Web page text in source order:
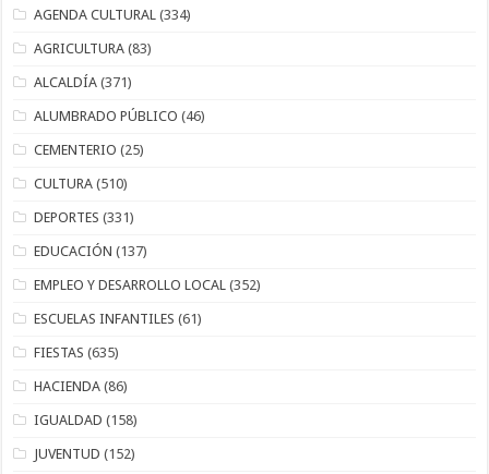
AGENDA CULTURAL (334)
AGRICULTURA (83)
ALCALDÍA (371)
ALUMBRADO PÚBLICO (46)
CEMENTERIO (25)
CULTURA (510)
DEPORTES (331)
EDUCACIÓN (137)
EMPLEO Y DESARROLLO LOCAL (352)
ESCUELAS INFANTILES (61)
FIESTAS (635)
HACIENDA (86)
IGUALDAD (158)
JUVENTUD (152)